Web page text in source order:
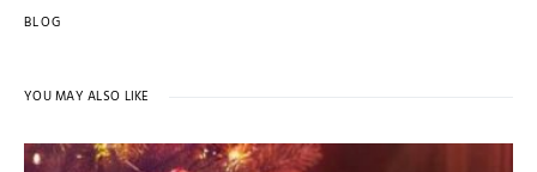
BLOG
YOU MAY ALSO LIKE